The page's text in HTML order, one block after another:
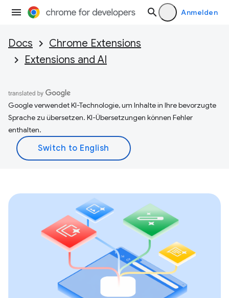
Anmelden
Docs
Chrome Extensions
Extensions and AI
Google verwendet KI-Technologie, um Inhalte in Ihre bevorzugte
Sprache zu übersetzen. KI-Übersetzungen können Fehler
enthalten.